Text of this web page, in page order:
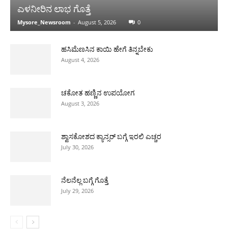
ಎಳನೀರಿನ ಲಾಭ ಗೊತ್ತೆ
Mysore_Newsroom - August 5, 2026 0
ಹಸಿಮೆಣಸಿನ ಕಾಯಿ ಹೇಗೆ ತಿನ್ನಬೇಕು
August 4, 2026
ಚಕೋತ ಹಣ್ಣಿನ ಉಪಯೋಗ
August 3, 2026
ಶ್ವಾಸಕೋಶದ ಕ್ಯಾನ್ಸರ್ ಬಗ್ಗೆ ಇರಲಿ ಎಚ್ಚರ
July 30, 2026
ನೆಲನೆಲ್ಲ ಬಗ್ಗೆ ಗೊತ್ತೆ
July 29, 2026